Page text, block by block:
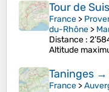
Tour de
France >
du-Rhône >
Distance :
Altitude
Taninges →
France >